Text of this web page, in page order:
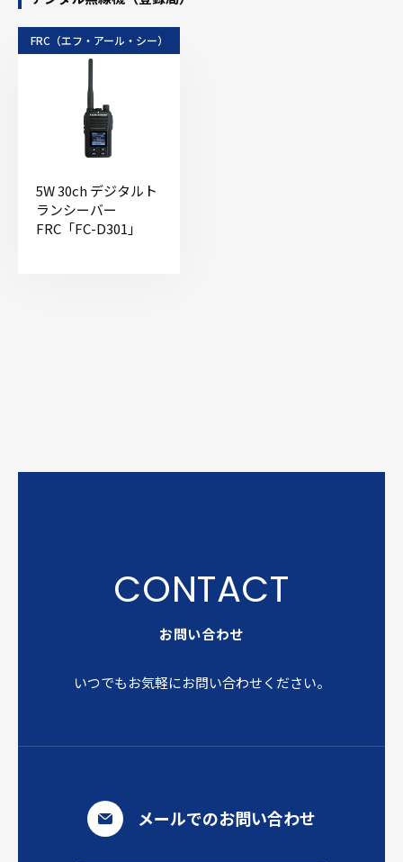
FRC（エフ・アール・シー）
5W 30ch デジタルト
ランシーバー
FRC「FC-D301」
お問い合わせ
いつでもお気軽にお問い合わせください。
メールでのお問い合わせ